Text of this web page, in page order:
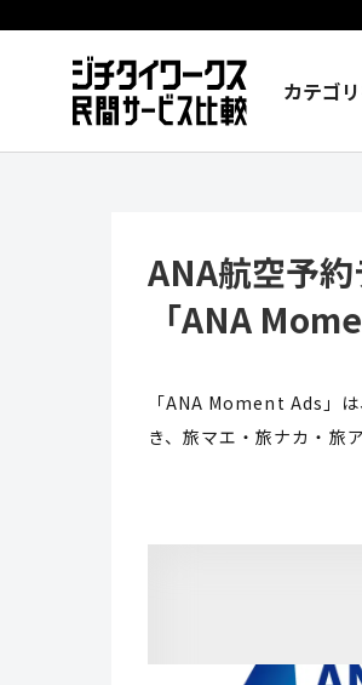
カテゴ
ANA航空予
「ANA
「ANA Moment Ads」
き、旅マエ・旅ナカ・旅